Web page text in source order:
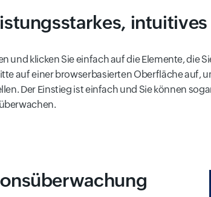
intuitives
und klicken Sie einfach auf die Elemente, die
auf einer browserbasierten Oberfläche auf,
Der Einstieg ist einfach und Sie können